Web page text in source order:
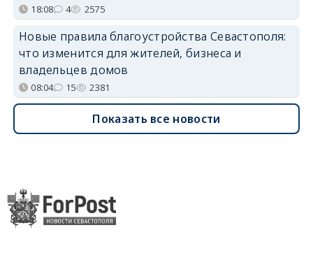
18:08 4 2575
Новые правила благоустройства Севастополя:
что изменится для жителей, бизнеса и
владельцев домов
08:04 15 2381
Показать все новости